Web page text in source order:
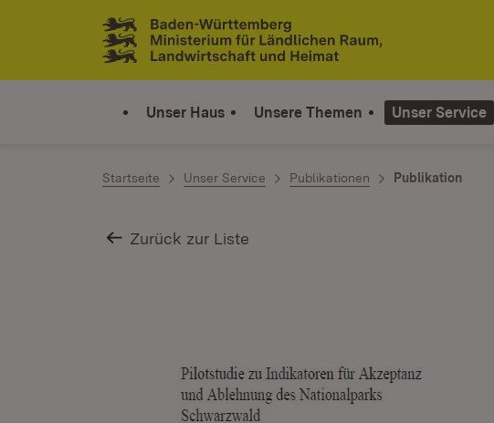
Zum Inhalt springen
Link zur Startseite
Unser Haus Unsere Themen Unser Service
Startseite Unser Service Publikationen Publikation
Zurück zur Liste